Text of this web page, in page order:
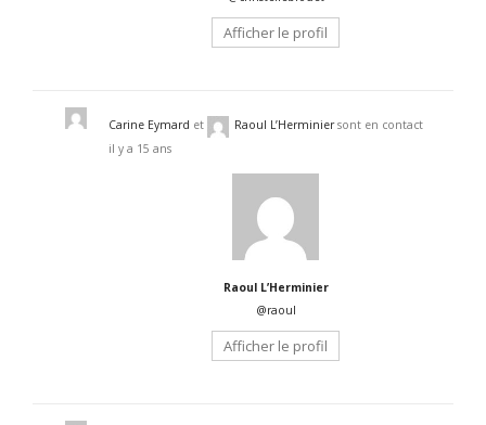
Afficher le profil
Carine Eymard et Raoul L’Herminiersont en contact
il y a 15 ans
Raoul L’Herminier
@raoul
Afficher le profil